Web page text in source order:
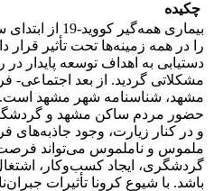
چکیده
را در همه زمینه‌ها تحت تأثیر
دستیابی به اهداف توسعه پایدار
مشکلاتی گردید. از بعد اجتماعی-
مشهد، شناسنامه شهر مشهد است.
حضور مردم ساکن مشهد و
و در کنار زیارت، وجود جاذبه‌های
ملموس و ناملموس می‌تواند
گردشگری، ایجاد کسب‌وکار،
باشد. با شیوع کرونا تأثیرات